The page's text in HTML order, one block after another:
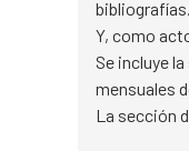
Y, como
Se incluye
mensuales
La sección